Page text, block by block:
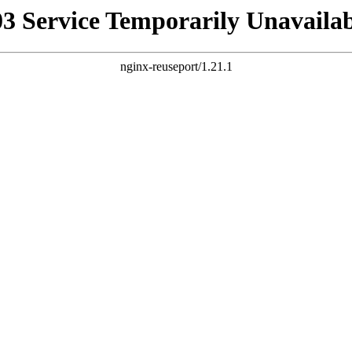
Service Temporarily
nginx-reuseport/1.21.1